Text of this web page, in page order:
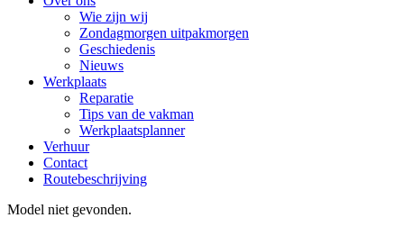
Wie zijn wij
Zondagmorgen uitpakmorgen
Geschiedenis
Nieuws
Werkplaats
Reparatie
Tips van de vakman
Werkplaatsplanner
Verhuur
Contact
Routebeschrijving
Model niet gevonden.